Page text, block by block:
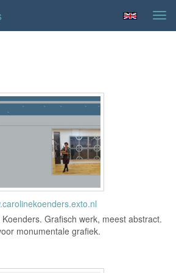
Grafisch werk, meest abstract.
monumentale grafiek.